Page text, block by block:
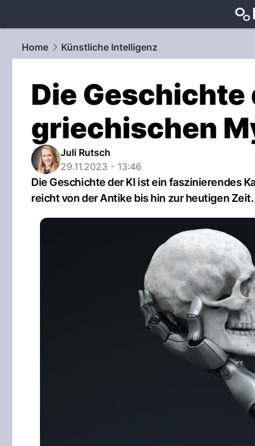
Home
Künstliche Intelligenz
Die Geschichte
griechischen
Juli Rutsch
29.11.2023 - 13:46
Die Geschichte der KI ist ein faszinierendes
reicht von der Antike bis hin zur heutigen Zeit.